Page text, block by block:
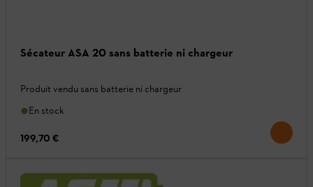
Sécateur ASA 20 sans batterie ni chargeur
Produit vendu sans batterie ni chargeur
En stock
199,70 €